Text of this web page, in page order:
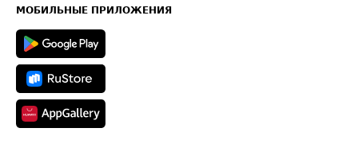
Техническая информация
МОБИЛЬНЫЕ ПРИЛОЖЕНИЯ